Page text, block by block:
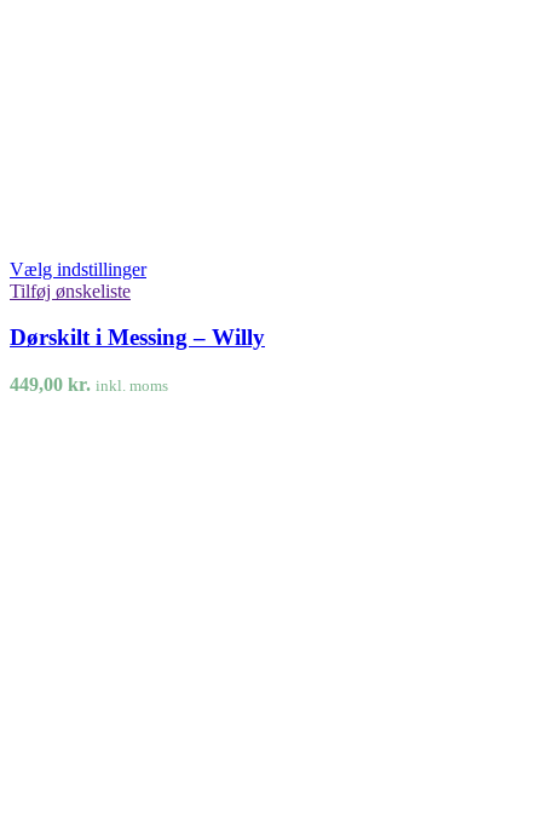
Vælg indstillinger
Tilføj ønskeliste
Dørskilt i Messing – Willy
449,00 kr. inkl. moms